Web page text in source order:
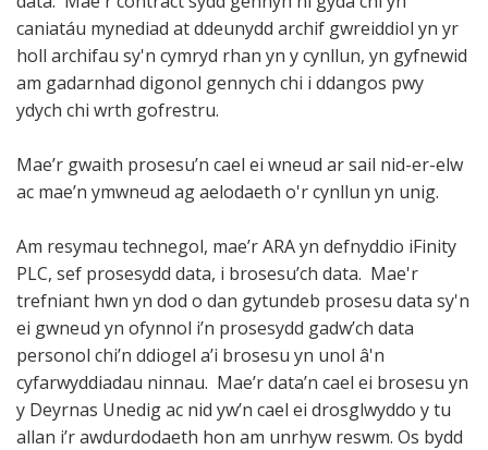
caniatáu mynediad at ddeunydd archif gwreiddiol yn yr
holl archifau sy'n cymryd rhan yn y cynllun, yn gyfnewid
am gadarnhad digonol gennych chi i ddangos pwy
ydych chi wrth gofrestru.
Mae’r gwaith prosesu’n cael ei wneud ar sail nid-er-elw
ac mae’n ymwneud ag aelodaeth o'r cynllun yn unig.
Am resymau technegol, mae’r ARA yn defnyddio iFinity
PLC, sef prosesydd data, i brosesu’ch data. Mae'r
trefniant hwn yn dod o dan gytundeb prosesu data sy'n
ei gwneud yn ofynnol i’n prosesydd gadw’ch data
personol chi’n ddiogel a’i brosesu yn unol â'n
cyfarwyddiadau ninnau. Mae’r data’n cael ei brosesu yn
y Deyrnas Unedig ac nid yw’n cael ei drosglwyddo y tu
allan i’r awdurdodaeth hon am unrhyw reswm. Os bydd